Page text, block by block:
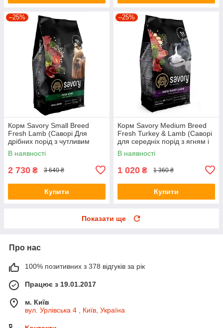
–25%
Корм Savory Small Breed
Fresh Lamb (Саворі Для
дрібних порід з чутливим
травленням з ягням) 8кг.
В наявності
2 730 ₴ 3 640 ₴
Купити
–25%
Корм Savory Medium Breed
Fresh Turkey & Lamb (Саворі
для середніх порід з ягням і
індичкою) 3кг.
В наявності
1 020 ₴ 1 360 ₴
Купити
Показати ще
Про нас
100% позитивних з 378 відгуків за рік
Працює з 19.01.2017
м. Київ
вул. Урлівська 4 , Київ, Україна